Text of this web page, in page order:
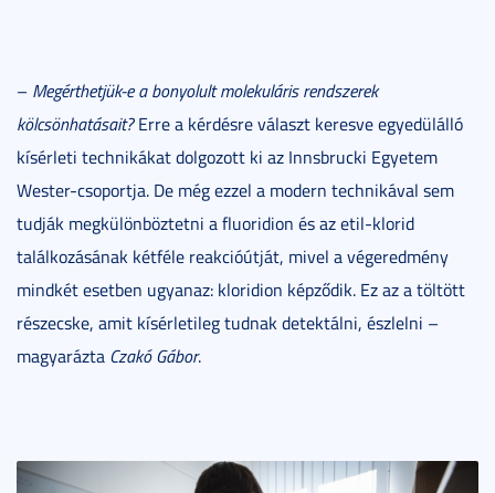
– Megérthetjük-e a bonyolult molekuláris rendszerek
kölcsönhatásait?Erre a kérdésre választ keresve egyedülálló
kísérleti technikákat dolgozott ki az Innsbrucki Egyetem
Wester-csoportja. De még ezzel a modern technikával sem
tudják megkülönböztetni a fluoridion és az etil-klorid
találkozásának kétféle reakcióútját, mivel a végeredmény
mindkét esetben ugyanaz: kloridion képződik. Ez az a töltött
részecske, amit kísérletileg tudnak detektálni, észlelni –
magyarázta Czakó Gábor.